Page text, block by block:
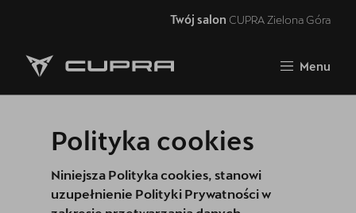
Twój salon CUPRA Zielona Góra
Menu
Strona główna
Samochody dostępne od ręki
5 lat gwarancji
Polityka cookies
Niniejsza Polityka cookies, stanowi
uzupełnienie Polityki Prywatności w